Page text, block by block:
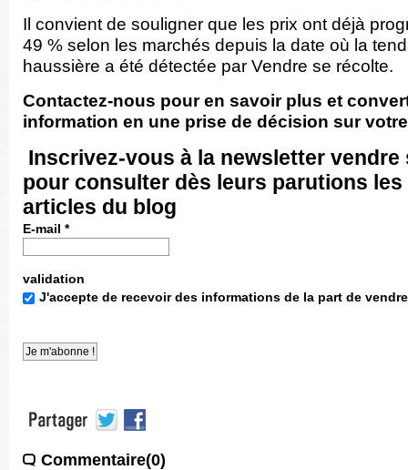
Il convient de souligner que les prix ont déjà
49 % selon les marchés depuis la date où la
haussière a été détectée par Vendre se récolte.
Contactez-nous pour en savoir plus et
information en une prise de décision sur
Inscrivez-vous à la newsletter vendre
pour consulter dès leurs parutions les
articles du blog
E-mail *
validation
J'accepte de recevoir des informations de la part de
Commentaire(0)